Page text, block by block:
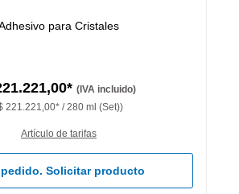
para Cristales
(IVA incluido)
221.221,00* / 280 ml (Set))
Artículo de tarifas
Solicitar producto